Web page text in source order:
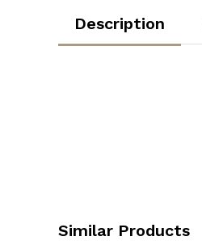
Description
Similar Products